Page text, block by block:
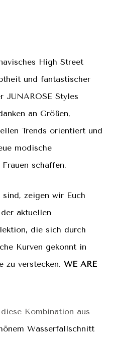
High Street
und fantastischer
JUNAROSE Styles
an Größen,
Trends orientiert und
modische
schaffen.
zeigen wir Euch
aktuellen
die sich durch
Kurven gekonnt in
zu verstecken. WE ARE
Kombination aus
Wasserfallschnitt